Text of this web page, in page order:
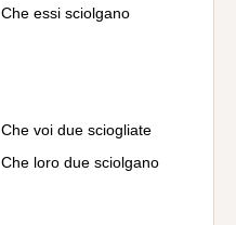
Che essi sciolgano
Che voi due sciogliate
Che loro due sciolgano